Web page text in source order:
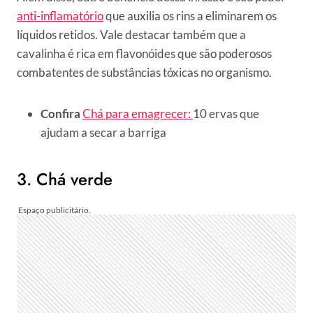
anti-inflamatórioque auxilia os rins a eliminarem os
líquidos retidos. Vale destacar também que a
cavalinha é rica em flavonóides que são poderosos
combatentes de substâncias tóxicas no organismo.
ConfiraChá para emagrecer: 10 ervas que
ajudam a secar a barriga
3. Chá verde